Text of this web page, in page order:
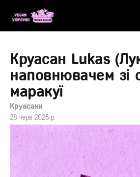
Круасан Lukas
наповнювачем зі
маракуї
Круасани
28 черв 2025 р.